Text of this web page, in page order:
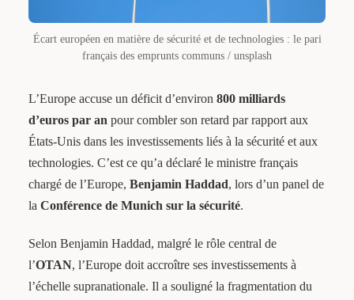
Écart européen en matière de sécurité et de technologies : le pari
français des emprunts communs / unsplash
L’Europe accuse un déficit d’environ 800 milliards
d’euros par an pour combler son retard par rapport aux
États-Unis dans les investissements liés à la sécurité et aux
technologies. C’est ce qu’a déclaré le ministre français
chargé de l’Europe, Benjamin Haddad, lors d’un panel de
la Conférence de Munich sur la sécurité.
Selon Benjamin Haddad, malgré le rôle central de
l’OTAN, l’Europe doit accroître ses investissements à
l’échelle supranationale. Il a souligné la fragmentation du